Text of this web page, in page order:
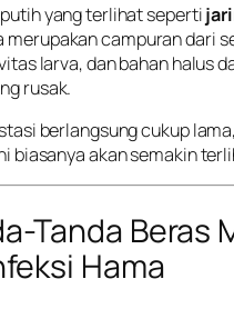
yang terlihat seperti
merupakan campuran dari
larva, dan bahan halus
rusak.
berlangsung cukup
biasanya akan semakin
Tanda Beras
Hama